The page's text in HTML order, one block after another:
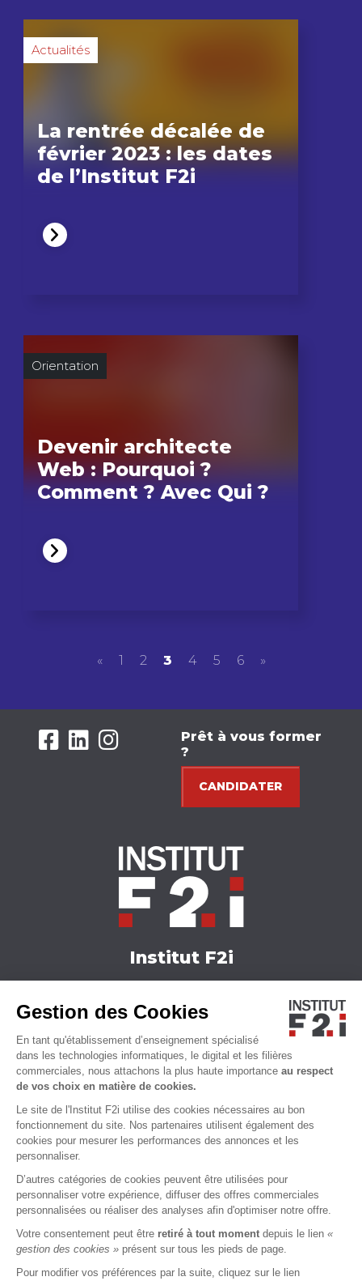
Gestion des Cookies
En tant qu'établissement d’enseignement spécialisé
dans les technologies informatiques, le digital et les filières
commerciales, nous attachons la plus haute importance au respect
de vos choix en matière de cookies.
Le site de l'Institut F2i utilise des cookies nécessaires au bon
fonctionnement du site. Nos partenaires utilisent également des
cookies pour mesurer les performances des annonces et les
personnaliser.
D’autres catégories de cookies peuvent être utilisées pour
personnaliser votre expérience, diffuser des offres commerciales
personnalisées ou réaliser des analyses afin d'optimiser notre offre.
Votre consentement peut être retiré à tout moment depuis le lien «
gestion des cookies » présent sur tous les pieds de page.
Pour modifier vos préférences par la suite, cliquez sur le lien
Actualités
La rentrée décalée de
février 2023 : les dates
de l’Institut F2i
Orientation
Devenir architecte
Web : Pourquoi ?
Comment ? Avec Qui ?
« 1 2 3 4 5 6 »
Prêt à vous former
?
CANDIDATER
Institut F2i
Actualités
Qui sommes-nous ?
Accessibilité
MENTIONS LÉGALES CGU CGS CHARTE VIE PRIVÉE